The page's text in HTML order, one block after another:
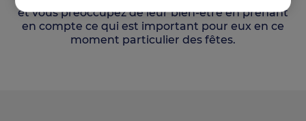
et vous préoccupez de leur bien-être en prenant
en compte ce qui est important pour eux en ce
moment particulier des fêtes.